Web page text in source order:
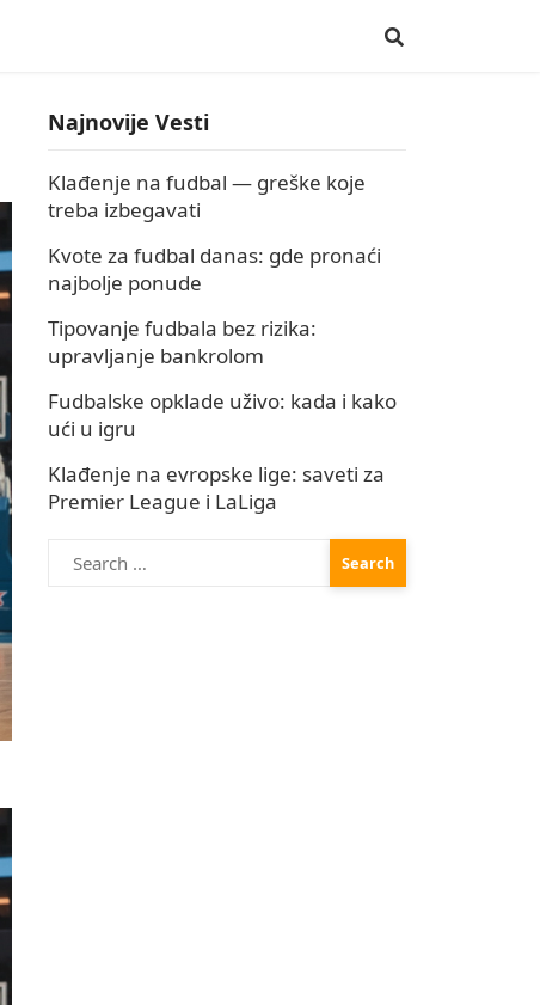
Najnovije Vesti
Klađenje na fudbal — greške koje
treba izbegavati
Kvote za fudbal danas: gde pronaći
najbolje ponude
Tipovanje fudbala bez rizika:
upravljanje bankrolom
Fudbalske opklade uživo: kada i kako
ući u igru
Klađenje na evropske lige: saveti za
Premier League i LaLiga
Search
for: